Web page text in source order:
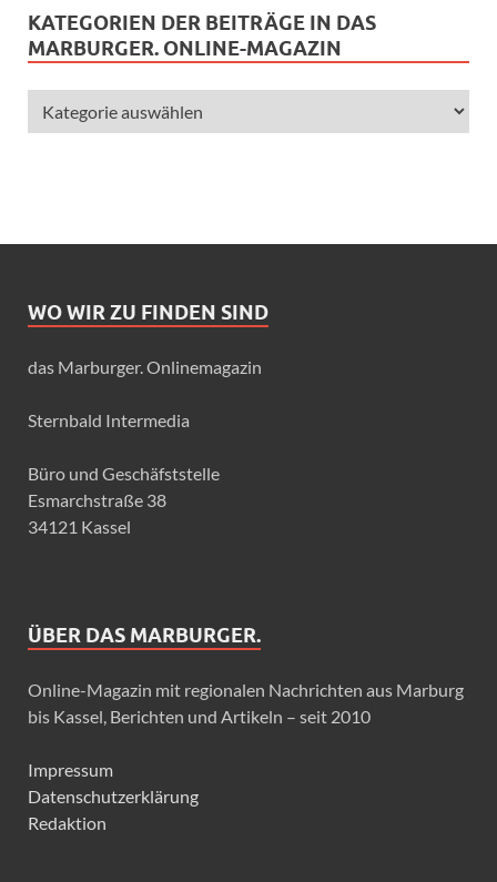
KATEGORIEN DER BEITRÄGE IN DAS
MARBURGER. ONLINE-MAGAZIN
WO WIR ZU FINDEN SIND
das Marburger. Onlinemagazin
Sternbald Intermedia
Büro und Geschäfststelle
Esmarchstraße 38
34121 Kassel
ÜBER DAS MARBURGER.
Online-Magazin mit regionalen Nachrichten aus Marburg
bis Kassel, Berichten und Artikeln – seit 2010
Impressum
Datenschutzerklärung
Redaktion